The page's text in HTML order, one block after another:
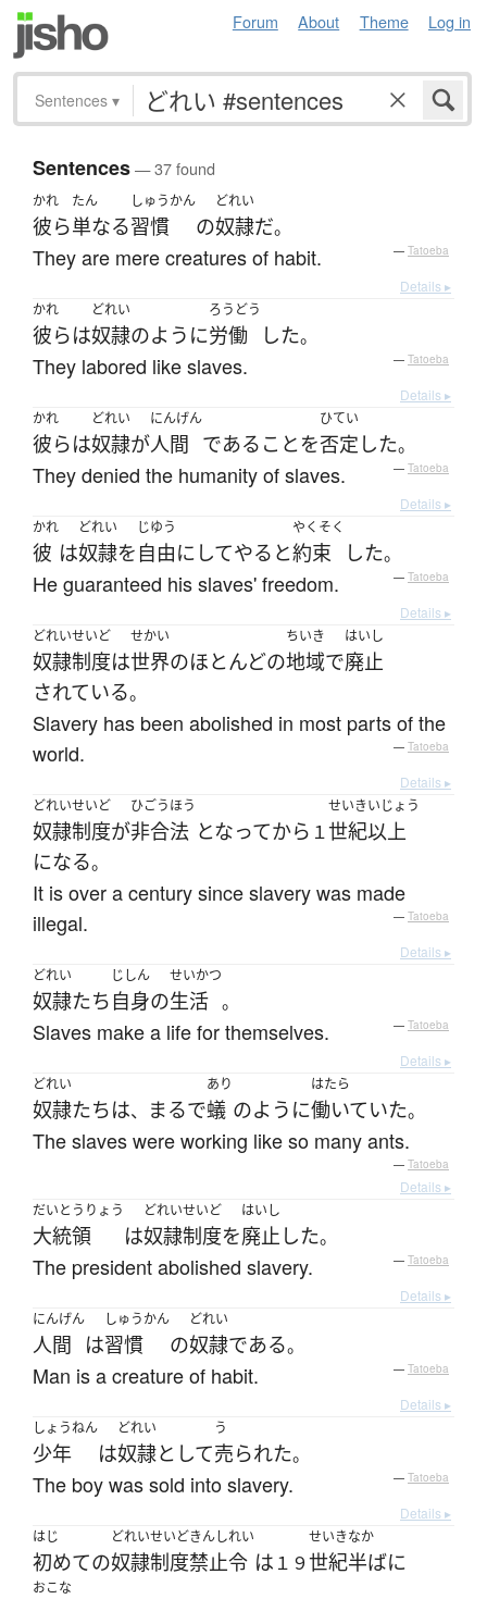
Forum About Theme Log in
Sentences ▾
Sentences— 37 found
かれ
彼ら
たん
単なる
しゅうかん
習慣 の
どれい
奴隷だ。
They are mere creatures of habit. — Tatoeba
Details ▸
かれ
彼らは
どれい
奴隷のように
ろうどう
労働 した。
They labored like slaves. — Tatoeba
Details ▸
かれ
彼らは
どれい
奴隷が
にんげん
人間 である ことを
ひてい
否定 した。
They denied the humanity of slaves. — Tatoeba
Details ▸
かれ
彼 は
どれい
奴隷を
じゆう
自由に してやる と
やくそく
約束 した。
He guaranteed his slaves' freedom. — Tatoeba
Details ▸
どれいせいど
奴隷制度は
せかい
世界のほとんどの
ちいき
地域で
はいし
廃止
されている。
Slavery has been abolished in most parts of the
world.
— Tatoeba
Details ▸
どれいせいど
奴隷制度が
ひごうほう
非合法 となってから １
せいき
世紀
いじょう
以上
になる。
It is over a century since slavery was made
illegal.
— Tatoeba
Details ▸
どれい
奴隷たち
じしん
自身の
せいかつ
生活 。
Slaves make a life for themselves. — Tatoeba
Details ▸
どれい
奴隷たちは、 まるで
あり
蟻 のように
はたら
働いていた。
The slaves were working like so many ants.
— Tatoeba
Details ▸
だいとうりょう
大統領 は
どれいせいど
奴隷制度を
はいし
廃止 した。
The president abolished slavery. — Tatoeba
Details ▸
にんげん
人間 は
しゅうかん
習慣 の
どれい
奴隷である。
Man is a creature of habit. — Tatoeba
Details ▸
しょうねん
少年 は
どれい
奴隷として
う
売られた。
The boy was sold into slavery. — Tatoeba
Details ▸
はじ
初めての
どれいせいど
奴隷制度
きんし
禁止
れい
令 は １９
せいき
世紀
なか
半ばに
おこな